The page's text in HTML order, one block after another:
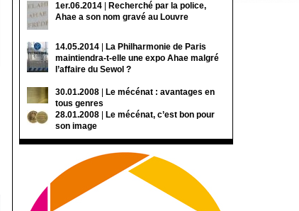
1er.06.2014
Recherché par la police,
Ahae a son nom gravé au Louvre
14.05.2014
La Philharmonie de Paris
maintiendra-t-elle une expo Ahae malgré
l’affaire du Sewol ?
30.01.2008
Le mécénat : avantages en
tous genres
28.01.2008
Le mécénat, c’est bon pour
son image